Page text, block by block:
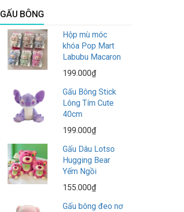
GẤU BÔNG
Hộp mù móc
khóa Pop Mart
Labubu Macaron
199.000₫
Gấu Bông Stick
Lông Tím Cute
40cm
199.000₫
Gấu Dâu Lotso
Hugging Bear
Yếm Ngồi
155.000₫
Gấu bông đeo nơ